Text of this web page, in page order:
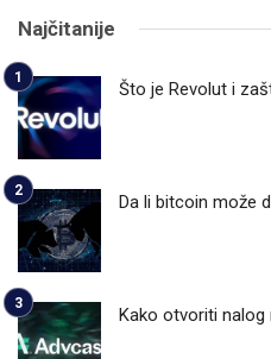
Najčitanije
Što je Revolut i
Da li bitcoin može
Kako otvoriti nalog